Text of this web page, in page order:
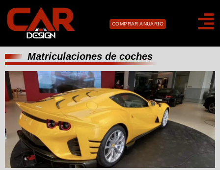
COMPRAR ANUARIO
Matriculaciones de coches